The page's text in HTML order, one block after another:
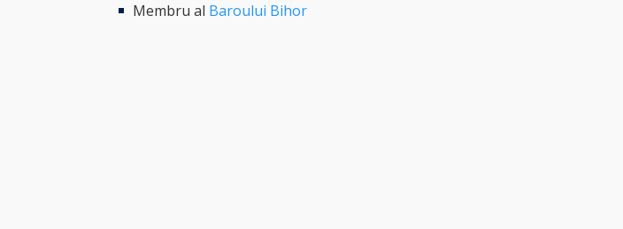
Membru al Baroului Bihor